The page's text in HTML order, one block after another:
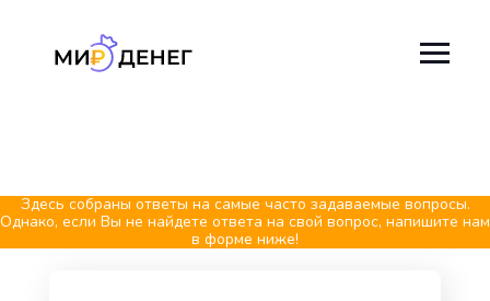
Здесь собраны ответы на самые часто задаваемые вопросы.
Однако, если Вы не найдете ответа на свой вопрос, напишите нам
в форме ниже!